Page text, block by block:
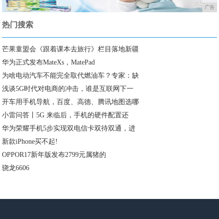
广告
热门搜索
芒果童盟会《跟着课本去旅行》栏目落地新疆
华为正式发布MateXs，MatePad
为啥电动汽车不能完全取代燃油车？专家：缺
浅谈5G时代对电商的冲击，谁是互联网下一
开车用手机导航，百度、高德、腾讯地图选哪
小雷问答丨5G 来临后，手机的硬件配置还
华为荣耀手机5步实现双电信卡双待双通，进
新款iPhone买不起!
OPPOR17新年版发布2799元属猪的
骁龙6606